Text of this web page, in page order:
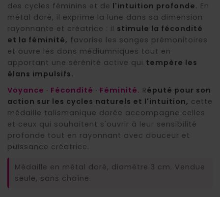
des cycles féminins et de l'intuition profonde. En
métal doré, il exprime la lune dans sa dimension
rayonnante et créatrice : il stimule la fécondité
et la féminité, favorise les songes prémonitoires
et ouvre les dons médiumniques tout en
apportant une sérénité active qui tempère les
élans impulsifs.
Voyance · Fécondité · Féminité. Réputé pour son
action sur les cycles naturels et l'intuition, cette
médaille talismanique dorée accompagne celles
et ceux qui souhaitent s'ouvrir à leur sensibilité
profonde tout en rayonnant avec douceur et
puissance créatrice.
Médaille en métal doré, diamètre 3 cm. Vendue
seule, sans chaîne.